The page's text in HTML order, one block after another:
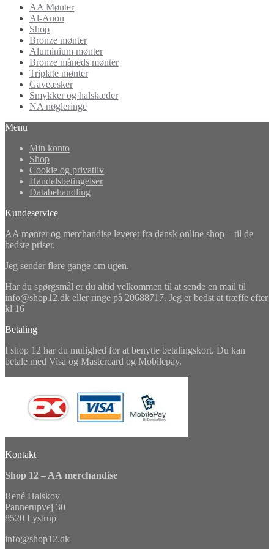
AA Mønter
Al-Anon
Shop
Bronze mønter
Aluminium mønter
Bronze måneds mønter
Triplate mønter
Gaveæsker
Smykker og halskæder
NA nøgleringe
Menu
Min konto
Shop
Cookie og privatliv
Handelsbetingelser
Databehandling
Kundeservice
AA mønter og merchandise leveret fra dansk online shop – til de
bedste priser.
Jeg sender flere gange om ugen.
Har du spørgsmål er du altid velkommen til at sende en mail til
info@shop12.dk eller ringe på 20688717. Jeg er bedst at træffe efter
kl 16
Betaling
I shop 12 har du mulighed for at benytte betalingskort. Du kan
betale med Visa og Mastercard og Mobilepay.
Kontakt
Shop 12 – AA merchandise
René Halskov
Pannerupvej 30
8520 Lystrup
info@shop12.dk